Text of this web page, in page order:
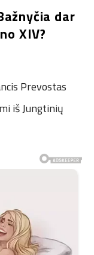
dar
XIV?
Prevostas
iš Jungtinių